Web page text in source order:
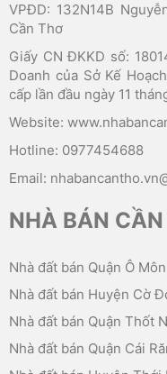
VPĐD: 132N14B
Cần Thơ
Giấy CN ĐKKD số:
Doanh của Sở Kế
cấp lần đầu ngày 11
Website:
Hotline: 0977454688
Email:
NHÀ BÁN
Nhà đất bán Quận Ô Môn
Nhà đất bán Huyện Cờ
Nhà đất bán Quận Thốt
Nhà đất bán Quận Cái